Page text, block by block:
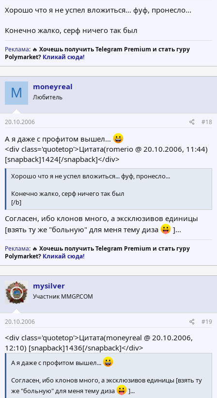
Хорошо что я не успел вложиться... фуф, пронесло...
Конечно жалко, серф ничего так был
Реклама: 🔥 Хочешь получить Telegram Premium и стать гуру
Polymarket? Кликай сюда!
M moneyreal
Любитель
20.10.2006 #18
А я даже с профитом вышел...
<div class='quotetop'>Цитата(romerio @ 20.10.2006, 11:44)
[snapback]1424[/snapback]</div>
Хорошо что я не успел вложиться... фуф, пронесло...
Конечно жалко, серф ничего так был
[/b]
Согласен, ибо клонов много, а эксклюзивов единицы
[взять ту же "больную" для меня тему диза
]...
Реклама: 🔥 Хочешь получить Telegram Premium и стать гуру
Polymarket? Кликай сюда!
mysilver
Участник MMGP.COM
20.10.2006 #19
<div class='quotetop'>Цитата(moneyreal @ 20.10.2006,
12:10) [snapback]1436[/snapback]</div>
А я даже с профитом вышел...
Согласен, ибо клонов много, а эксклюзивов единицы [взять ту
же "больную" для меня тему диза
]...